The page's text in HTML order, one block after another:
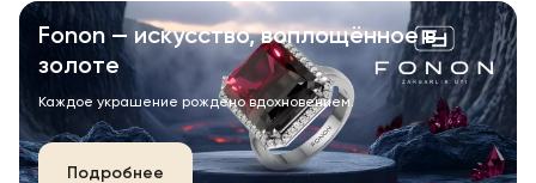
Fonon — искусство, воплощённое в
золоте
Каждое украшение рождено вдохновением.
Подробнее